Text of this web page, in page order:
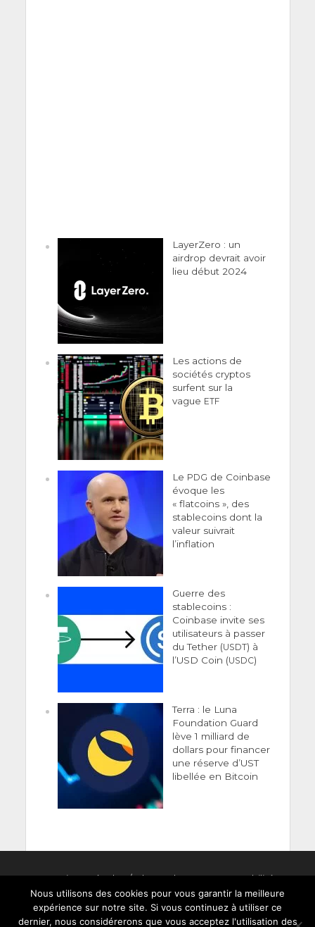
LayerZero : un
airdrop devrait avoir
lieu début 2024
Les actions de
sociétés cryptos
surfent sur la
vague ETF
Le PDG de Coinbase
évoque les
« flatcoins », des
stablecoins dont la
valeur suivrait
l’inflation
Guerre des
stablecoins :
Coinbase invite ses
utilisateurs à passer
du Tether (USDT) à
l’USD Coin (USDC)
Terra : le Luna
Foundation Guard
lève 1 milliard de
dollars pour financer
une réserve d’UST
libellée en Bitcoin
Men­tions Légales/Clause de non-responsabilité
Nous utilisons des cookies pour vous garantir la meilleure
expérience sur notre site. Si vous continuez à utiliser ce
dernier, nous considérerons que vous acceptez l'utilisation des